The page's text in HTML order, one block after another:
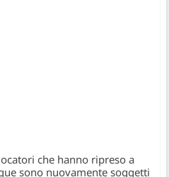
che hanno ripreso a
sono nuovamente soggetti